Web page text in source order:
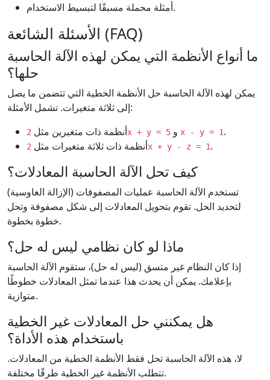
أمثلة محملة مسبقًا لتبسيط الاستخدام.
الأسئلة الشائعة (FAQ)
ما أنواع الأنظمة التي يمكن لهذه الآلة الحاسبة
حلها؟
يمكن لهذه الآلة الحاسبة حل الأنظمة الخطية التي تتضمن ما يصل
إلى ثلاثة متغيرات. تشمل الأمثلة:
أنظمة ذات متغيرين مثل2x + y = 5 x - y = 1.
أنظمة ذات ثلاثة متغيرات مثل2x + y - z = 1.
كيف تحل الآلة الحاسبة المعادلات؟
تستخدم الآلة الحاسبة عمليات المصفوفات (الإزالة الغاوسية)
لتحديد الحل. تقوم بتحويل المعادلات إلى شكل مصفوفة وتحل
خطوة بخطوة.
ماذا لو كان نظامي ليس له حل؟
إذا كان النظام غير متسق (ليس له حل)، ستقوم الآلة الحاسبة
بإعلامك. يمكن أن يحدث هذا عندما تمثل المعادلات خطوطًا
متوازية.
هل يمكنني حل المعادلات غير الخطية
باستخدام هذه الأداة؟
لا، هذه الآلة الحاسبة تحل فقط الأنظمة الخطية من المعادلات.
تتطلب الأنظمة غير الخطية طرقًا مختلفة.